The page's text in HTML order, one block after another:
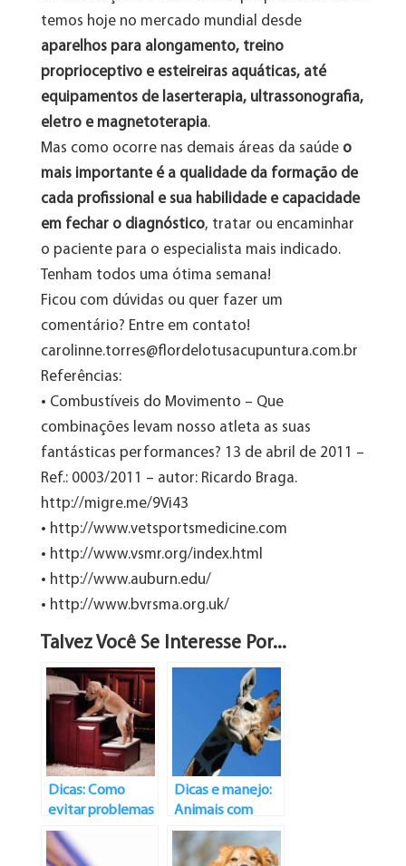
temos hoje no mercado mundial desde
aparelhos para alongamento, treino
proprioceptivo e esteireiras aquáticas, até
equipamentos de laserterapia, ultrassonografia,
eletro e magnetoterapia.
Mas como ocorre nas demais áreas da saúde o
mais importante é a qualidade da formação de
cada profissional e sua habilidade e capacidade
em fechar o diagnóstico, tratar ou encaminhar
o paciente para o especialista mais indicado.
Tenham todos uma ótima semana!
Ficou com dúvidas ou quer fazer um
comentário? Entre em contato!
carolinne.torres@flordelotusacupuntura.com.br
Referências:
• Combustíveis do Movimento – Que
combinações levam nosso atleta as suas
fantásticas performances? 13 de abril de 2011 –
Ref.: 0003/2011 – autor: Ricardo Braga.
http://migre.me/9Vi43
• http://www.vetsportsmedicine.com
• http://www.vsmr.org/index.html
• http://www.auburn.edu/
• http://www.bvrsma.org.uk/
Talvez Você Se Interesse Por...
Dicas: Como
evitar problemas
em membros
anteriores e
Dicas e manejo:
Animais com
Problemas de
Cervical